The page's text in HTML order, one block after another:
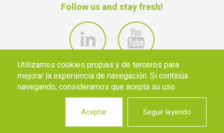
Utilizamos cookies propias y de terceros para
mejorar la experiencia de navegación. Si continúa
navegando, consideramos que acepta su uso.
Aceptar Seguir leyendo
Follow us and stay fresh!